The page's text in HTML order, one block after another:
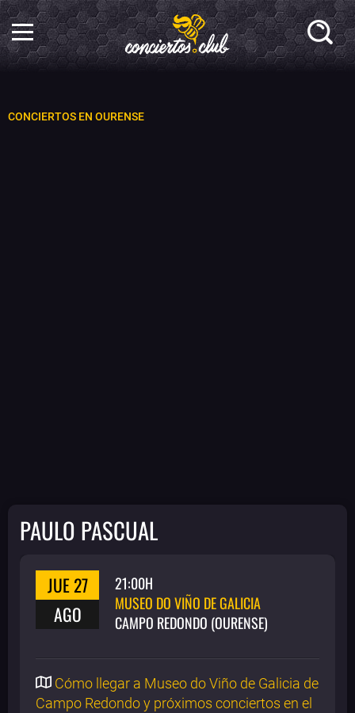
CONCIERTOS EN OURENSE
PAULO PASCUAL
JUE 27
AGO
21:00H
MUSEO DO VIÑO DE GALICIA
CAMPO REDONDO (OURENSE)
Cómo llegar a Museo do Viño de Galicia de
Campo Redondo y próximos conciertos en el